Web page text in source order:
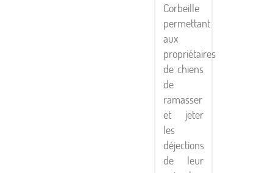
Corbeille
permettant
aux
propriétaires
de chiens
de
ramasser
et jeter
les
déjections
de leur